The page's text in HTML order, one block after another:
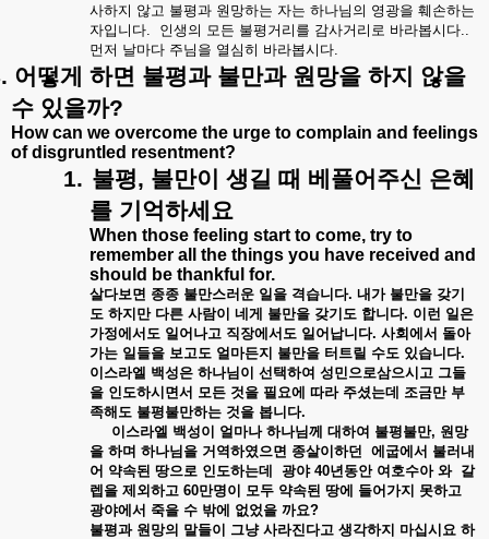
사하지 않고 불평과 원망하는 자는 하나님의 영광을 훼손하는
자입니다
인생의 모든 불평거리를 감사거리로 바라봅시다
먼저 날마다 주님을 열심히 바라봅시다
어떻게 하면 불평과 불만과 원망을 하지 않을
수 있을까?
How can we overcome the urge to complain and feelings
of disgruntled resentment?
1. 불평, 불만이 생길 때 베풀어주신 은혜
를 기억하세요
When those feeling start to come, try to
remember all the things you have received and
should be thankful for.
살다보면 종종 불만스러운 일을 격습니다. 내가 불만을 갖기
도 하지만 다른 사람이 네게 불만을 갖기도 합니다. 이런 일은
가정에서도 일어나고 직장에서도 일어납니다. 사회에서 돌아
가는 일들을 보고도 얼마든지 불만을 터트릴 수도 있습니다.
이스라엘 백성은 하나님이 선택하여 성민으로삼으시고 그들
을 인도하시면서 모든 것을 필요에 따라 주셨는데 조금만 부
족해도 불평불만하는 것을 봅니다.
이스라엘 백성이 얼마나 하나님께 대하여 불평불만, 원망
을 하며 하나님을 거역하였으면 종살이하던 에굽에서 불러내
어 약속된 땅으로 인도하는데 광야40년동안 여호수아 와 갈
렙을 제외하고 60만명이 모두 약속된 땅에 들어가지 못하고
광야에서 죽을 수 밖에 없었을 까요?
불평과 원망의 말들이 그냥 사라진다고 생각하지 마십시요 하